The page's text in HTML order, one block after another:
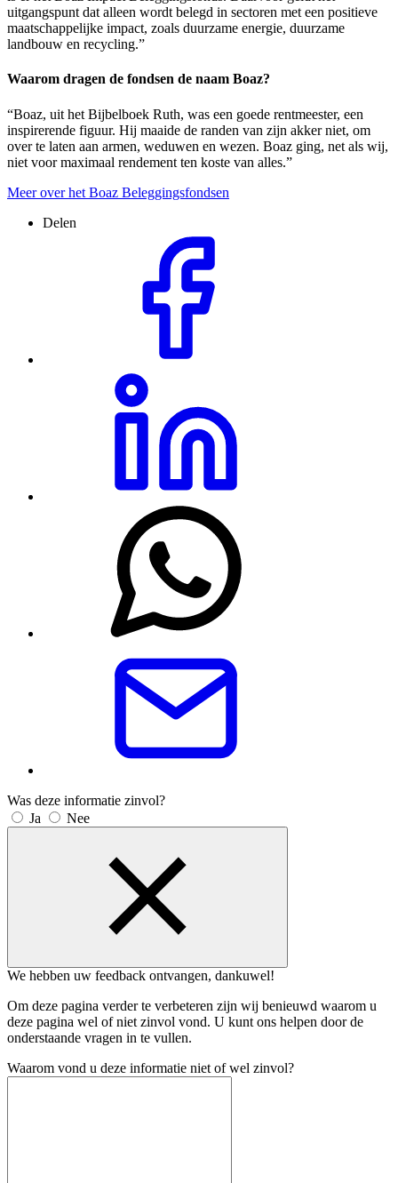
uitgangspunt dat alleen wordt belegd in sectoren met een positieve
maatschappelijke impact, zoals duurzame energie, duurzame
landbouw en recycling.”
Waarom dragen de fondsen de naam Boaz?
“Boaz, uit het Bijbelboek Ruth, was een goede rentmeester, een
inspirerende figuur. Hij maaide de randen van zijn akker niet, om
over te laten aan armen, weduwen en wezen. Boaz ging, net als wij,
niet voor maximaal rendement ten koste van alles.”
Meer over het Boaz Beleggingsfondsen
Delen
Was deze informatie zinvol?
Ja
Nee
We hebben uw feedback ontvangen, dankuwel!
Om deze pagina verder te verbeteren zijn wij benieuwd waarom u
deze pagina wel of niet zinvol vond. U kunt ons helpen door de
onderstaande vragen in te vullen.
Waarom vond u deze informatie niet of wel zinvol?